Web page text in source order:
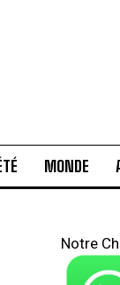
MONDE
Notre